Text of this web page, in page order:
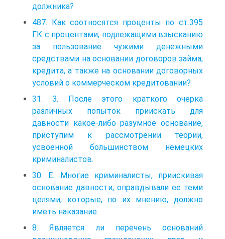
должника?
487. Как соотносятся проценты по ст.395
ГК с процентами, подлежащими взысканию
за пользование чужими денежными
средствами на основании договоров займа,
кредита, а также на основании договорных
условий о коммерческом кредитовании?
31. З. После этого краткого очерка
различных попыток приискать для
давности какое-либо разумное основание,
приступим к рассмотрении теории,
усвоенной большинством немецких
криминалистов.
30. E. Многие криминалисты, приискивая
основание давности, оправдывали ее теми
целями, которые, по их мнению, должно
иметь наказание.
8. Является ли перечень оснований